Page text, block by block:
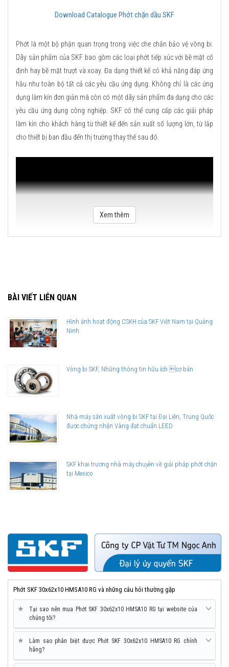
Download Catalogue Phớt chặn dầu SKF
Phớt là một bộ phận quan trọng trong việc che chắn bảo vệ vòng bi.
Dãy sản phẩm của SKF bao gồm các loại phớt tiếp xúc với bề mặt cố
định hay bề mặt trượt và xoay. Đa dạng thiết kế có khả năng đáp ứng
hầu như toàn bộ tất cả các yêu cầu ứng dụng. Không chỉ là các ứng
dụng làm kín đơn giản mà còn có một dãy sản phẩm đa dạng cho các
yêu cầu ứng dụng công nghiệp. SKF có thể cung cấp các giải pháp
làm kín cho khách hàng từ thiết kế đến sản xuất số lượng lớn, từ lắp
cho thiết bị ban đầu đến thị trường thay thế sau đó.
Giá bán và nơi bán Phớt chặn dầu SKF chính hãng uy tín
với
SKF Ngọc Anh - Đại lý ủy quyền SKF(SKF Authorized Distributor
Sản phẩm chính hãng, giao hàng toàn quốc
Xem thêm
BÀI VIẾT LIÊN QUAN
Hình ảnh hoạt động CSKH của SKF Việt Nam tại Quảng
Ninh
Vòng bi SKF, Những thông tin hữu ích cơ bản
Nhà máy sản xuất vòng bi SKF tại Đại Liên, Trung Quốc
được chứng nhận Vàng đạt chuẩn LEED
SKF khai trương nhà máy chuyên về giải pháp phớt chặn
tại Mexico
Phớt SKF 30x62x10 HMSA10 RG và những câu hỏi thường gặp
★
Tại sao nên mua Phớt SKF 30x62x10 HMSA10 RG tại website của
chúng tôi?
★
Làm sao phân biệt được Phớt SKF 30x62x10 HMSA10 RG chính
hãng?